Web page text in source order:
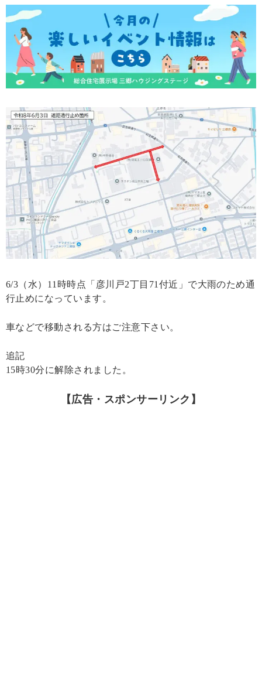
6/3（水）11時時点「彦川戸2丁目71付近」で大雨のため通
行止めになっています。
車などで移動される方はご注意下さい。
追記
15時30分に解除されました。
【広告・スポンサーリンク】